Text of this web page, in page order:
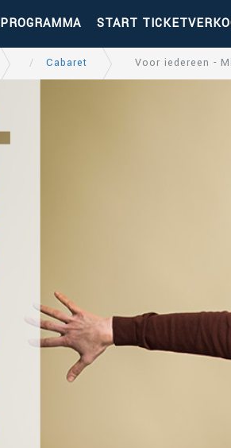
START
PROGRAMMA
Cabaret Voor iedereen -